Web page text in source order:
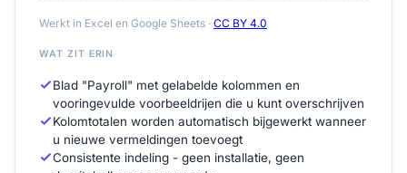
Werkt in Excel en Google Sheets · CC BY 4.0
WAT ZIT ERIN
Blad "Payroll" met gelabelde kolommen en
vooringevulde voorbeeldrijen die u kunt overschrijven
Kolomtotalen worden automatisch bijgewerkt wanneer
u nieuwe vermeldingen toevoegt
Consistente indeling - geen installatie, geen